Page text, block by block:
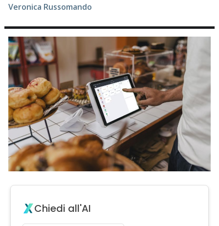
Veronica Russomando
Chiedi all'AI